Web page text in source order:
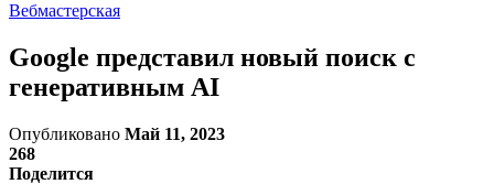
Вебмастерская
Google представил новый поиск с
генеративным AI
Опубликовано Май 11, 2023
268
Поделится